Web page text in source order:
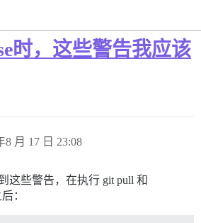
时，这些警告我应该
8 月 17 日 23:08
这些警告，在执行 git pull 和
：